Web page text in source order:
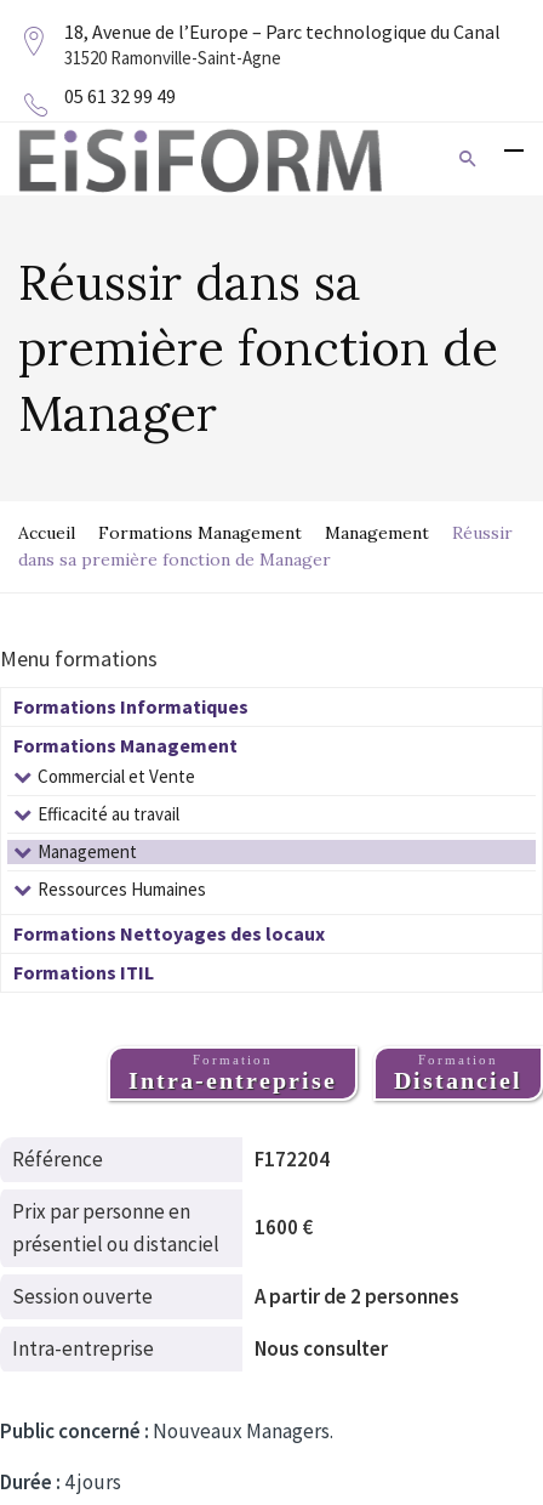
18, Avenue de l’Europe – Parc technologique du Canal
31520 Ramonville-Saint-Agne
05 61 32 99 49
Réussir dans sa
première fonction de
Manager
Accueil Formations Management Management
Réussir
dans sa première fonction de Manager
Menu formations
Formations Informatiques
Formations Management
Commercial et Vente
Efficacité au travail
Management
Ressources Humaines
Formations Nettoyages des locaux
Formations ITIL
Formation
Intra-entreprise
Formation
Distanciel
Référence
F172204
Prix par personne en
présentiel ou distanciel
1600 €
Session ouverte
A partir de 2 personnes
Intra-entreprise
Nous consulter
Public concerné : Nouveaux Managers.
Durée : 4 jours